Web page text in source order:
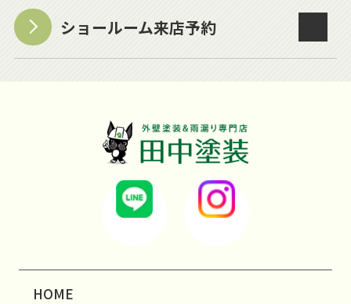
ショールーム来店予約
HOME